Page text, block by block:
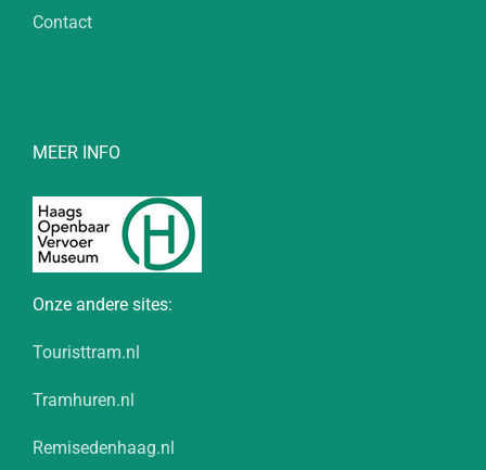
Contact
MEER INFO
Onze andere sites:
Touristtram.nl
Tramhuren.nl
Remisedenhaag.nl